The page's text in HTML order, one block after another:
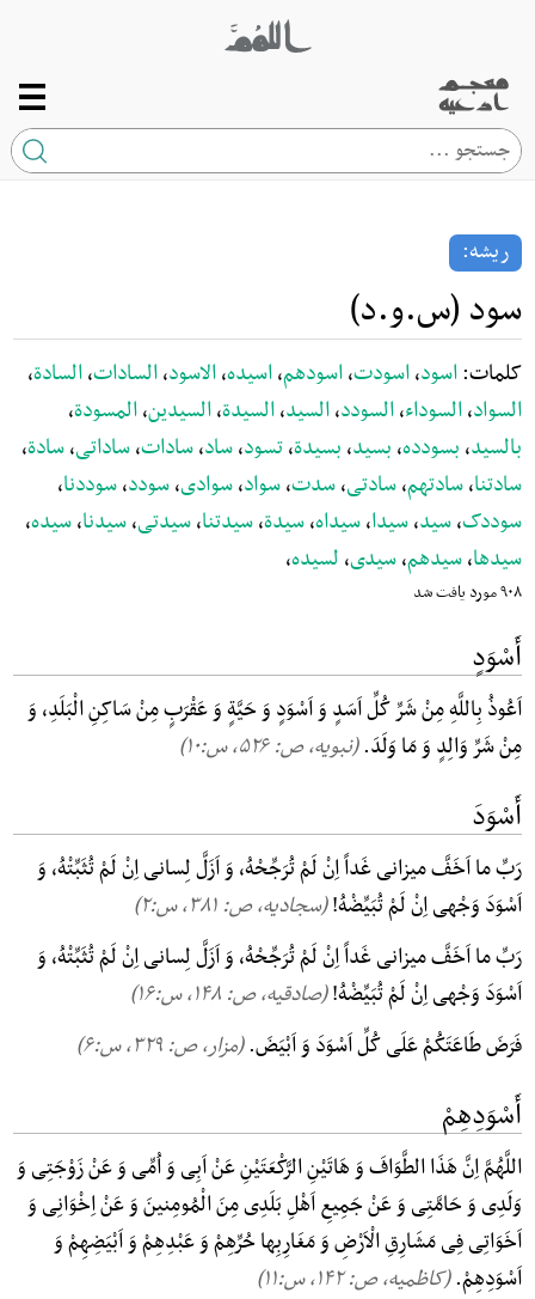
ریشه:
سود (س.و.د)
کلمات:اسود،اسودت،اسودهم،اسیده،الاسود،السادات،السادة،
السواد،السوداء،السودد،السید،السیدة،السیدین،المسودة،
بالسید، بسودده، بسید، بسیدة،تسود،ساد،سادات،ساداتی،سادة،
سادتنا،سادتهم،سادتی،سدت،سواد،سوادی،سودد،سوددنا،
سوددک،سید،سیدا،سیداه،سیدة،سیدتنا،سیدتی،سیدنا،سیده،
سیدها،سیدهم،سیدی، لسیده،
۹۰۸ مورد یافت شد
أَسْوَدٍ
اَعُوذُ بِاللَّهِ مِنْ شَرِّ کُلِّ اَسَدٍ وَ اَسْوَدٍ وَ حَیَّةٍ وَ عَقْرَبٍ مِنْ سَاکِنِ الْبَلَدِ، وَ
مِنْ شَرِّ وَالِدٍ وَ مَا وَلَدَ.(نبویه، ص: ۵۲۶, س:۱۰)
أَسْوَدَ
رَبِّ ما اَخَفَّ میزانی غَداً اِنْ لَمْ تُرَجِّحْهُ، وَ اَزَلَّ لِسانی اِنْ لَمْ تُثَبِّتْهُ، وَ
اَسْوَدَ وَجْهی اِنْ لَمْ تُبَیِّضْهُ!(سجادیه، ص: ۳۸۱, س:۲)
رَبِّ ما اَخَفَّ میزانی غَداً اِنْ لَمْ تُرَجِّحْهُ، وَ اَزَلَّ لِسانی اِنْ لَمْ تُثَبِّتْهُ، وَ
اَسْوَدَ وَجْهی اِنْ لَمْ تُبَیِّضْهُ!(صادقیه، ص: ۱۴۸, س:۱۶)
فَرَضَ طَاعَتَکُمْ عَلَی کُلِّ اَسْوَدَ وَ اَبْیَضَ.(مزار، ص: ۳۲۹, س:۶)
أَسْوَدِهِمْ
اللَّهُمَّ اِنَّ هَذَا الطَّوَافَ وَ هَاتَیْنِ الرَّکْعَتَیْنِ عَنْ اَبِی وَ اُمِّی وَ عَنْ زَوْجَتِی وَ
وَلَدِی وَ حَامَّتِی وَ عَنْ جَمِیعِ اَهْلِ بَلَدِی مِنَ الْمُومِنینَ وَ عَنْ اِخْوَانِی وَ
اَخَوَاتِی فِی مَشَارِقِ الْاَرْضِ وَ مَغَارِبِها حُرِّهِمْ وَ عَبْدِهِمْ وَ اَبْیَضِهِمْ وَ
اَسْوَدِهِمْ.(کاظمیه، ص: ۱۴۲, س:۱۱)